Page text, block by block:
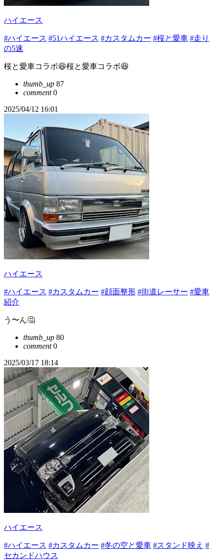
ハイエース
#ハイエース #51ハイエース #カスタムカー #桜と愛車 #走り
の5速
桜と愛車コラボ😆桜と愛車コラボ😆
thumb_up 87
comment0
2025/04/12 16:01
ハイエース
#ハイエース #カスタムカー #顔面整形 #街道レーサー #愛車
紹介
う〜ん🤔
thumb_up 80
comment0
2025/03/17 18:14
ハイエース
#ハイエース #カスタムカー #冬の空と愛車 #スタンド映え #
セカンドハウス